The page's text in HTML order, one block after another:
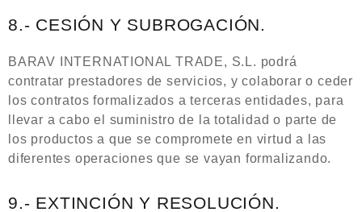
8.- CESIÓN Y SUBROGACIÓN.
BARAV INTERNATIONAL TRADE, S.L. podrá
contratar prestadores de servicios, y colaborar o ceder
los contratos formalizados a terceras entidades, para
llevar a cabo el suministro de la totalidad o parte de
los productos a que se compromete en virtud a las
diferentes operaciones que se vayan formalizando.
9.- EXTINCIÓN Y RESOLUCIÓN.